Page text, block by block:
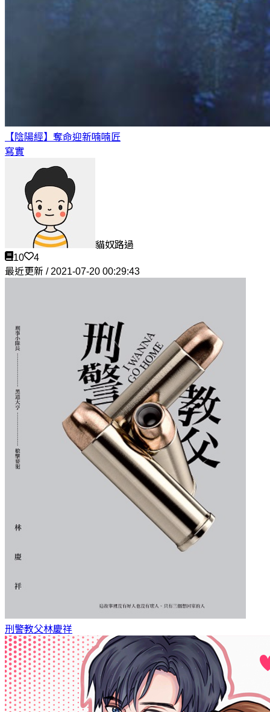
【陰陽經】奪命迎新喃喃匠
寫實
貓奴路過
10
4
最近更新 / 2021-07-20 00:29:43
刑警教父林慶祥